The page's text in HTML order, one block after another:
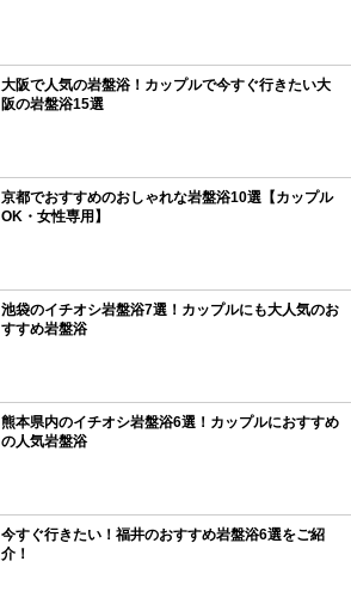
大阪で人気の岩盤浴！カップルで今すぐ行きたい大
阪の岩盤浴15選
京都でおすすめのおしゃれな岩盤浴10選【カップル
OK・女性専用】
池袋のイチオシ岩盤浴7選！カップルにも大人気のお
すすめ岩盤浴
熊本県内のイチオシ岩盤浴6選！カップルにおすすめ
の人気岩盤浴
今すぐ行きたい！福井のおすすめ岩盤浴6選をご紹
介！